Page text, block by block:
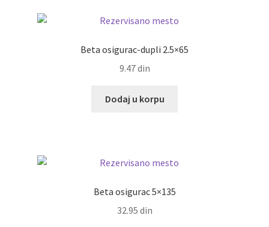
Beta osigurac-dupli 2.5×65
9.47din
Dodaj u korpu
Beta osigurac 5×135
32.95 din